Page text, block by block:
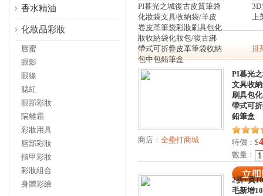
香水精油
化妝品彩妝
唇蜜
眼影
眼線
腮紅
眼部彩妝
隔離霜
彩妝用具
唇部彩妝
指甲彩妝
彩妝組合
身體彩繪
PI暮光之城復古皮質筆袋
化妝袋文具收納袋/羊皮
卷皮革筆袋彩妝刷具包化
妝收納袋化妝包/復古綁
帶式可折疊皮革筆袋收納
包中包鉛筆盒
3D
上
排
商店： 全壘打商城
PI暮光
文具收
刷具包
帶式可
鉛筆盒
特價： $
數量：
2折+買
毛新增